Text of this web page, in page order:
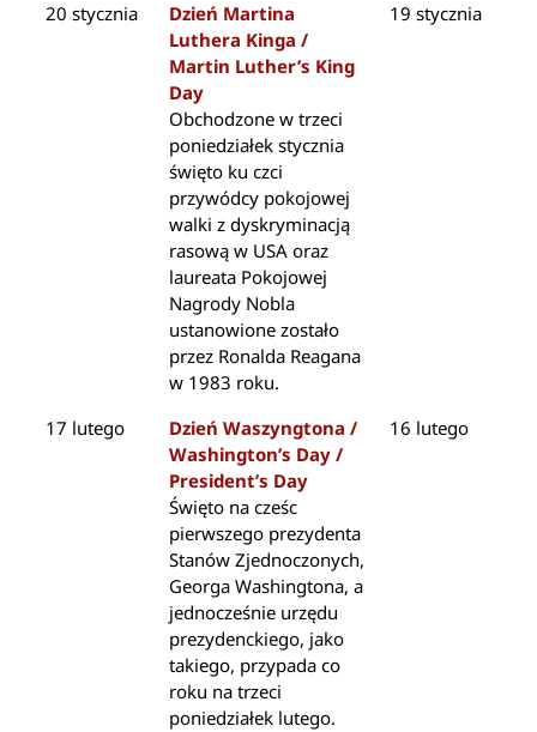
20 stycznia
Dzień Martina
Luthera Kinga /
Martin Luther’s King
Day
Obchodzone w trzeci
poniedziałek stycznia
święto ku czci
przywódcy pokojowej
walki z dyskryminacją
rasową w USA oraz
laureata Pokojowej
Nagrody Nobla
ustanowione zostało
przez Ronalda Reagana
w 1983 roku.
19 stycznia
17 lutego
Dzień Waszyngtona /
Washington’s Day /
President’s Day
Święto na cześc
pierwszego prezydenta
Stanów Zjednoczonych,
Georga Washingtona, a
jednocześnie urzędu
prezydenckiego, jako
takiego, przypada co
roku na trzeci
poniedziałek lutego.
16 lutego